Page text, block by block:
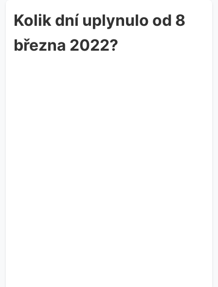
Kolik dní uplynulo od 8
března 2022?